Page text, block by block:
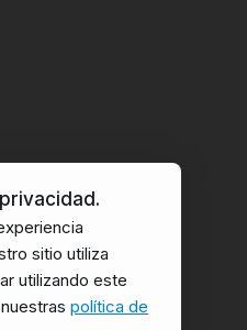
sitio utiliza
utilizando este
política de